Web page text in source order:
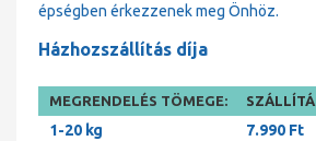
épségben érkezzenek meg Önhöz.
Házhozszállítás díja
MEGRENDELÉS TÖMEGE:
1-20 kg
7.990 Ft